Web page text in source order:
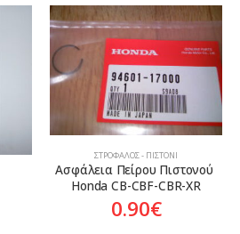
ΣΤΡΌΦΑΛΟΣ - ΠΙΣΤΌΝΙ
Ασφάλεια Πείρου Πιστονού
Honda CB-CBF-CBR-XR
0.90€